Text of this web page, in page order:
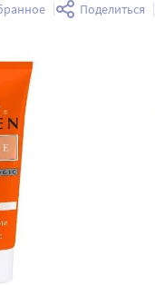
Поделиться